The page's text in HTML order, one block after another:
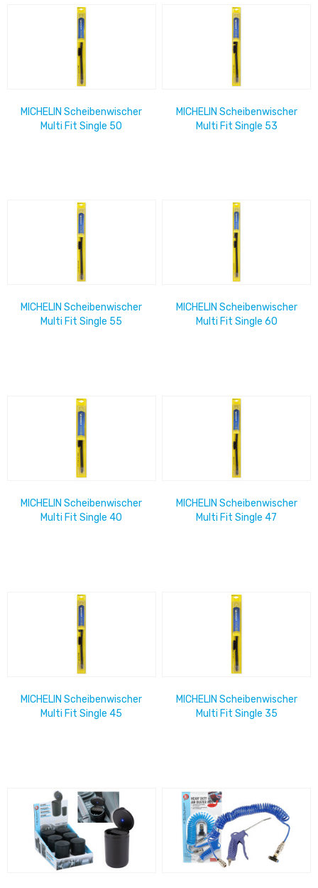
MICHELIN Scheibenwischer
Multi Fit Single 50
MICHELIN Scheibenwischer
Multi Fit Single 53
MICHELIN Scheibenwischer
Multi Fit Single 55
MICHELIN Scheibenwischer
Multi Fit Single 60
MICHELIN Scheibenwischer
Multi Fit Single 40
MICHELIN Scheibenwischer
Multi Fit Single 47
MICHELIN Scheibenwischer
Multi Fit Single 45
MICHELIN Scheibenwischer
Multi Fit Single 35